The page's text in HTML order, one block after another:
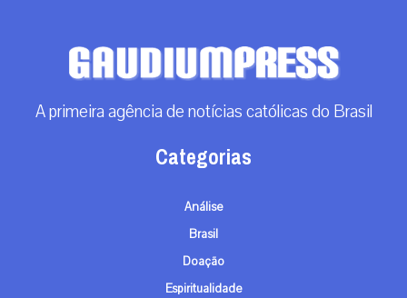
A primeira agência de notícias católicas do Brasil
Categorias
Análise
Brasil
Doação
Espiritualidade